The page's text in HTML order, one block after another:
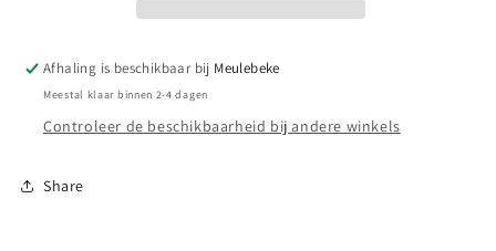
Afhaling is beschikbaar bij Meulebeke
Meestal klaar binnen 2-4 dagen
Controleer de beschikbaarheid bij andere winkels
Share